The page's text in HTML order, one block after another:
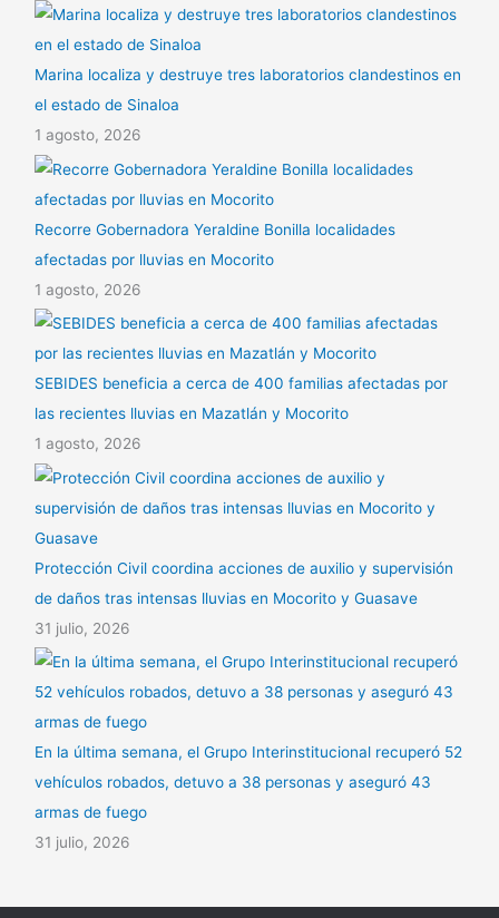
Marina localiza y destruye tres laboratorios clandestinos en
el estado de Sinaloa
1 agosto, 2026
Recorre Gobernadora Yeraldine Bonilla localidades
afectadas por lluvias en Mocorito
1 agosto, 2026
SEBIDES beneficia a cerca de 400 familias afectadas por
las recientes lluvias en Mazatlán y Mocorito
1 agosto, 2026
Protección Civil coordina acciones de auxilio y supervisión
de daños tras intensas lluvias en Mocorito y Guasave
31 julio, 2026
En la última semana, el Grupo Interinstitucional recuperó 52
vehículos robados, detuvo a 38 personas y aseguró 43
armas de fuego
31 julio, 2026